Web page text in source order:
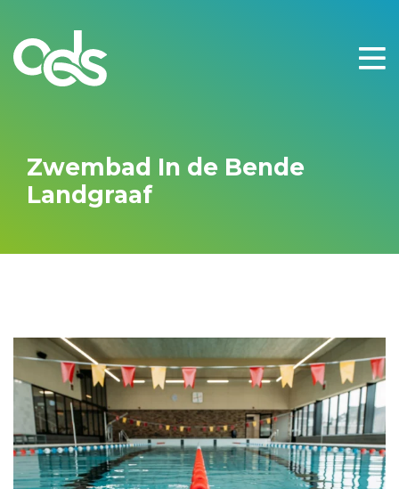
Zwembad In de Bende
Landgraaf